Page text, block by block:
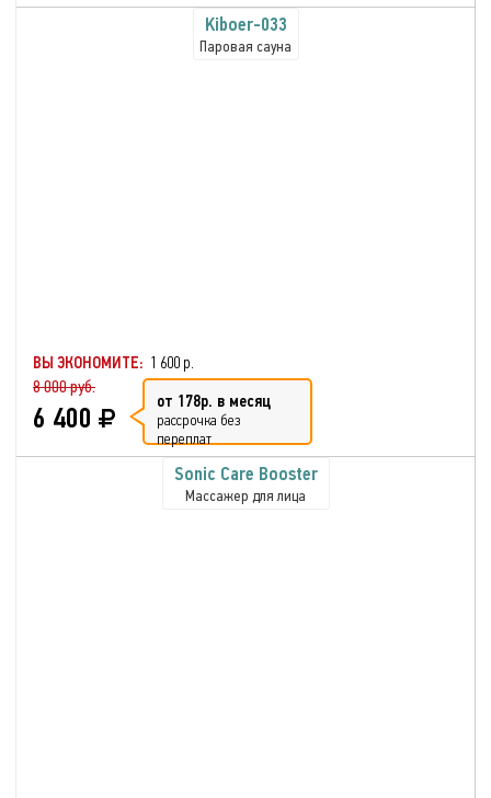
Kiboer-033
Паровая сауна
ВЫ ЭКОНОМИТЕ: 1 600 р.
8 000 руб.
6 400 от 178р. в месяц
рассрочка без
переплат
Sonic Care Booster
Массажер для лица